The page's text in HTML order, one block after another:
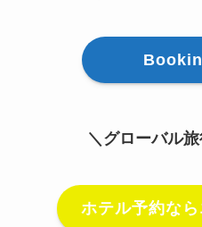
＼グローバル
ホテル予約な